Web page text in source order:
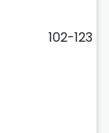
102-123